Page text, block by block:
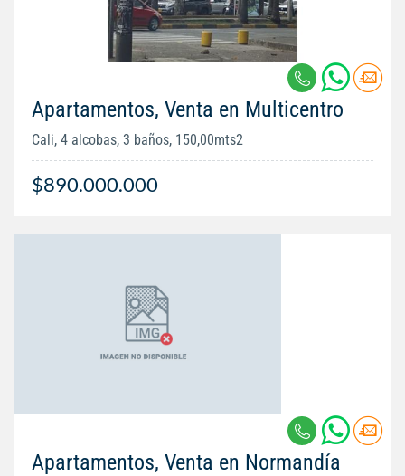
Apartamentos, Venta en Multicentro
Cali, 4 alcobas, 3 baños, 150,00mts2
$890.000.000
Apartamentos, Venta en Normandía